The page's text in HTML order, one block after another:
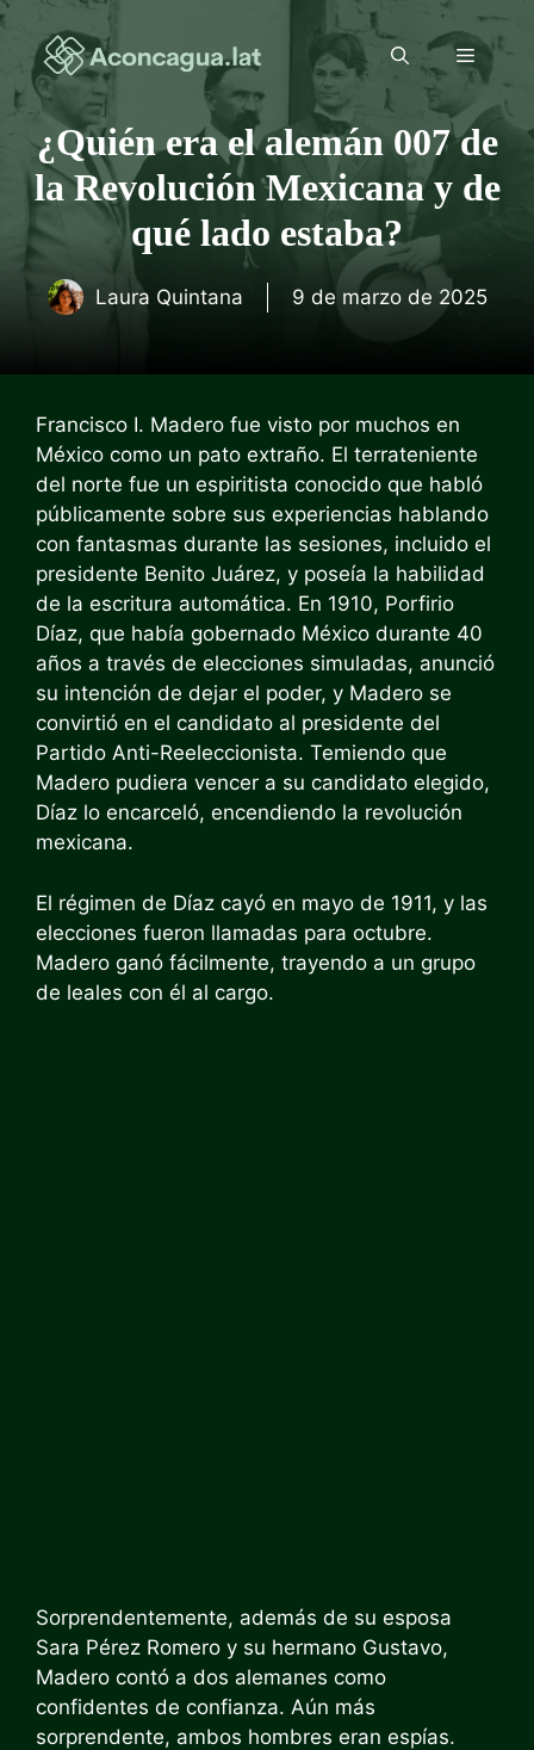
Saltar
contenido
Menú
¿Quién era el alemán 007 de
la Revolución Mexicana y de
qué lado estaba?
Laura Quintana 9 de marzo de 2025
Francisco I. Madero fue visto por muchos en
México como un pato extraño. El terrateniente
del norte fue un espiritista conocido que habló
públicamente sobre sus experiencias hablando
con fantasmas durante las sesiones, incluido el
presidente Benito Juárez, y poseía la habilidad
de la escritura automática. En 1910, Porfirio
Díaz, que había gobernado México durante 40
años a través de elecciones simuladas, anunció
su intención de dejar el poder, y Madero se
convirtió en el candidato al presidente del
Partido Anti-Reeleccionista. Temiendo que
Madero pudiera vencer a su candidato elegido,
Díaz lo encarceló, encendiendo la revolución
mexicana.
El régimen de Díaz cayó en mayo de 1911, y las
elecciones fueron llamadas para octubre.
Madero ganó fácilmente, trayendo a un grupo
de leales con él al cargo.
Sorprendentemente, además de su esposa
Sara Pérez Romero y su hermano Gustavo,
Madero contó a dos alemanes como
confidentes de confianza. Aún más
sorprendente, ambos hombres eran espías.